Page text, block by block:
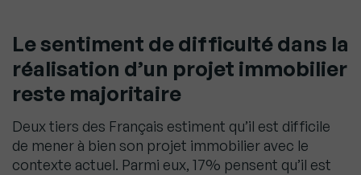
Le sentiment de difficulté dans la
réalisation d’un projet immobilier
reste majoritaire
Deux tiers des Français estiment qu’il est difficile
de mener à bien son projet immobilier avec le
contexte actuel. Parmi eux, 17% pensent qu’il est